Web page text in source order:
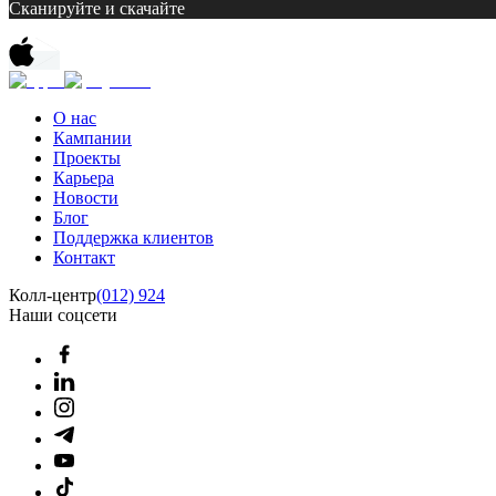
Сканируйте и скачайте
О нас
Кампании
Проекты
Карьера
Новости
Блог
Поддержка клиентов
Контакт
Колл-центр(012) 924
Наши соцсети